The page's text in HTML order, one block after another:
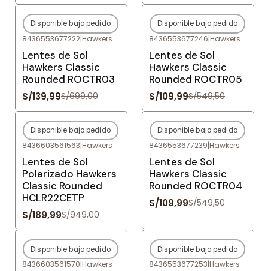
-80%OFF
Agotado
Disponible bajo pedido
8436553677222|Hawkers
Lentes de Sol
Hawkers Classic
Rounded ROCTR03
S/139,99S/699,00
-80%OFF
Agotado
Disponible bajo pedido
8436553677246|Hawkers
Lentes de Sol
Hawkers Classic
Rounded ROCTR05
S/109,99S/549,50
-80%OFF
Agotado
Disponible bajo pedido
8436603561563|Hawkers
Lentes de Sol
Polarizado Hawkers
Classic Rounded
HCLR22CETP
S/189,99S/949,00
-80%OFF
Agotado
Disponible bajo pedido
8436553677239|Hawkers
Lentes de Sol
Hawkers Classic
Rounded ROCTR04
S/109,99S/549,50
-80%OFF
Agotado
Disponible bajo pedido
8436603561570|Hawkers
-80%OFF
Agotado
Disponible bajo pedido
8436553677253|Hawkers